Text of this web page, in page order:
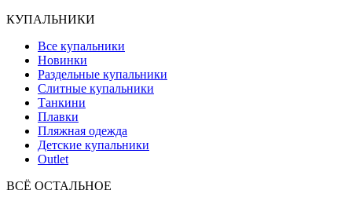
КУПАЛЬНИКИ
Все купальники
Новинки
Раздельные купальники
Слитные купальники
Танкини
Плавки
Пляжная одежда
Детские купальники
Outlet
ВCЁ ОСТАЛЬНОЕ